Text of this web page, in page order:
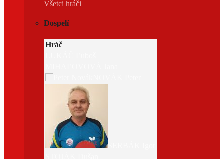
Všetci hráči
Dospelí
Hráč